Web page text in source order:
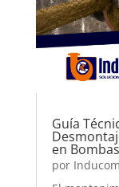
Guía
en
por